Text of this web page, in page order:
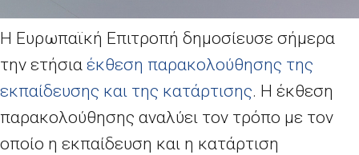
Η Ευρωπαϊκή Επιτροπή δημοσίευσε σήμερα
την ετήσια έκθεση παρακολούθησης της
εκπαίδευσης και της κατάρτισης. Η έκθεση
παρακολούθησης αναλύει τον τρόπο με τον
οποίο η εκπαίδευση και η κατάρτιση